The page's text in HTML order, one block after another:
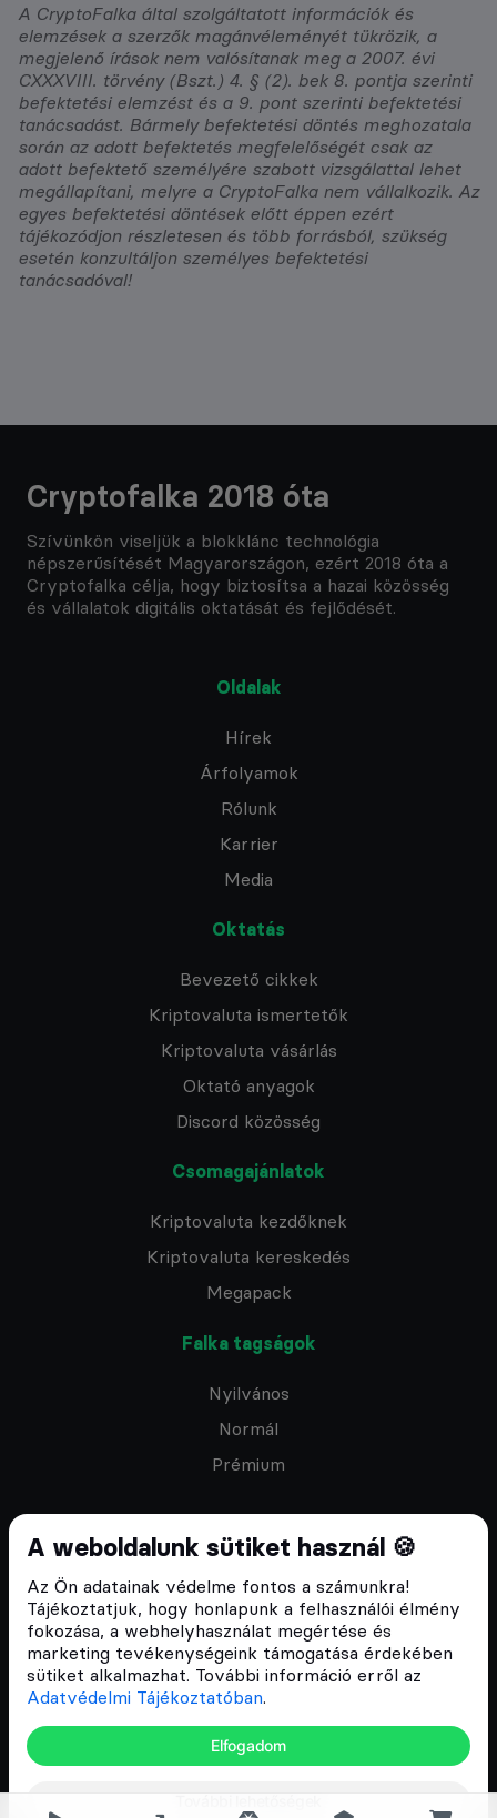
A weboldalunk sütiket használ 🍪
Az Ön adatainak védelme fontos a számunkra!
Tájékoztatjuk, hogy honlapunk a felhasználói élmény
fokozása, a webhelyhasználat megértése és
marketing tevékenységeink támogatása érdekében
sütiket alkalmazhat. További információ erről az
Adatvédelmi Tájékoztatóban.
Elfogadom
A CryptoFalka által szolgáltatott információk és
elemzések a szerzők magánvéleményét tükrözik, a
megjelenő írások nem valósítanak meg a 2007. évi
CXXXVIII. törvény (Bszt.) 4. § (2). bek 8. pontja szerinti
befektetési elemzést és a 9. pont szerinti befektetési
tanácsadást. Bármely befektetési döntés meghozatala
során az adott befektetés megfelelőségét csak az
adott befektető személyére szabott vizsgálattal lehet
megállapítani, melyre a CryptoFalka nem vállalkozik. Az
egyes befektetési döntések előtt éppen ezért
tájékozódjon részletesen és több forrásból, szükség
esetén konzultáljon személyes befektetési
tanácsadóval!
Cryptofalka 2018 óta
Szívünkön viseljük a blokklánc technológia
népszerűsítését Magyarországon, ezért 2018 óta a
Cryptofalka célja, hogy biztosítsa a hazai közösség
és vállalatok digitális oktatását és fejlődését.
Oldalak
Hírek
Árfolyamok
Rólunk
Karrier
Media
Oktatás
Bevezető cikkek
Kriptovaluta ismertetők
Kriptovaluta vásárlás
Oktató anyagok
Discord közösség
Csomagajánlatok
Kriptovaluta kezdőknek
Kriptovaluta kereskedés
Megapack
Falka tagságok
Nyilvános
Normál
Prémium
Feliratkozom a hírlevélre
ÁSZF
Adatvédelmi tájékoztató
Copyright © 2017–2026. Minden jog fenntartva